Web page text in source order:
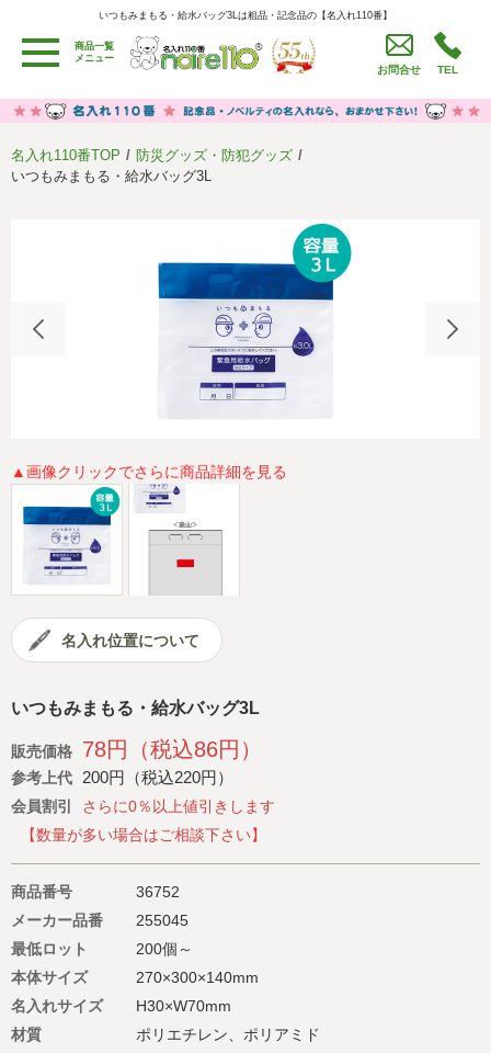
いつもみまもる・給水バッグ3Lは粗品・記念品の【名入れ110番】
いつもみまもる・給水バッグ3Lは粗品・記念品の【名入れ110番】
商品一覧
メニュー
お問合せ TEL
用途別カテゴリ
卒園・卒業記念品
労働組合・設立記念・周年記念
うちわ・扇子・ファン
イベント・パーティーグッズ
セール品グッズ
名入れについて
社会貢献活動 特定商取引法に基づく表記
著作権と推奨環境について プライバシーポリシー
名入れ110番TOP
防災グッズ・防犯グッズ
いつもみまもる・給水バッグ3L
▲画像クリックでさらに商品詳細を見る
名入れ位置について
いつもみまもる・給水バッグ3L
販売価格 78円（税込86円）
参考上代 200円（税込220円）
会員割引
さらに0％以上値引きします
【数量が多い場合はご相談下さい】
商品番号
36752
メーカー品番
255045
最低ロット
200個～
本体サイズ
270×300×140mm
名入れサイズ
H30×W70mm
材質
ポリエチレン、ポリアミド